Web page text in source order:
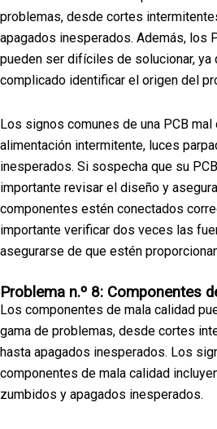
problemas, desde cortes
apagados inesperados. Además, los
pueden ser difíciles de solucionar, ya
complicado identificar el origen del
Los signos comunes de una PCB mal
alimentación intermitente, luces
inesperados. Si sospecha que su
importante revisar el diseño y
componentes estén conectados
importante verificar dos veces las
asegurarse de que estén
Problema n.º 8: Componentes
Los componentes de mala calidad
gama de problemas, desde cortes
hasta apagados inesperados. Los
componentes de mala calidad
zumbidos y apagados inesperados.